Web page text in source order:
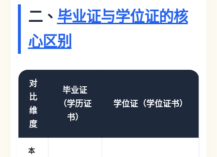
二、 毕业证与学位证的核
心区别
对
比
维
度
毕业证
（学历证
书）
学位证（学位证书）
本